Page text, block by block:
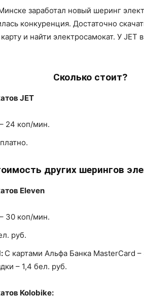
заработал новый шеринг
конкуренция. Достаточно
и найти электросамокат. У JET
Сколько стоит?
JET
24 коп/мин.
других шерингов
Eleven
30 коп/мин.
руб.
С картами Альфа Банка MasterCard –
– 1,4 бел. руб.
Kolobike: